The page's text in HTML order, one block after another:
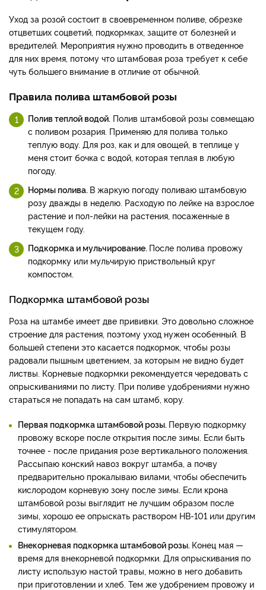
Уход за розой состоит в своевременном поливе, обрезке
отцветших соцветий, подкормках, защите от болезней и
вредителей. Мероприятия нужно проводить в отведенное
для них время, потому что штамбовая роза требует к себе
чуть большего внимание в отличие от обычной.
Правила полива штамбовой розы
Полив теплой водой. Полив штамбовой розы совмещаю
с поливом розария. Применяю для полива только
теплую воду. Для роз, как и для овощей, в теплице у
меня стоит бочка с водой, которая теплая в любую
погоду.
Нормы полива. В жаркую погоду поливаю штамбовую
розу дважды в неделю. Расходую по лейке на взрослое
растение и пол-лейки на растения, посаженные в
текущем году.
Подкормка и мульчирование. После полива провожу
подкормку или мульчирую приствольный круг
компостом.
Подкормка штамбовой розы
Роза на штамбе имеет две прививки. Это довольно сложное
строение для растения, поэтому уход нужен особенный. В
большей степени это касается подкормок, чтобы розы
радовали пышным цветением, за которым не видно будет
листвы. Корневые подкормки рекомендуется чередовать с
опрыскиваниями по листу. При поливе удобрениями нужно
стараться не попадать на сам штамб, кору.
Первая подкормка штамбовой розы. Первую подкормку
провожу вскоре после открытия после зимы. Если быть
точнее - после придания розе вертикального положения.
Рассыпаю конский навоз вокруг штамба, а почву
предварительно прокалываю вилами, чтобы обеспечить
кислородом корневую зону после зимы. Если крона
штамбовой розы выглядит не лучшим образом после
зимы, хорошо ее опрыскать раствором НВ-101 или другим
стимулятором.
Внекорневая подкормка штамбовой розы. Конец мая —
время для внекорневой подкормки. Для опрыскивания по
листу использую настой травы, можно в него добавить
при приготовлении и хлеб. Тем же удобрением провожу и